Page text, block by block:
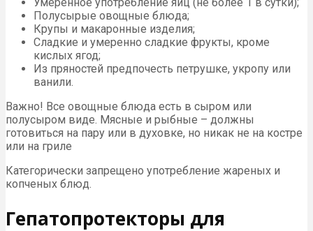
Полусырые овощные блюда;
Крупы и макаронные изделия;
Сладкие и умеренно сладкие фрукты, кроме
кислых ягод;
Из пряностей предпочесть петрушке, укропу или
ванили.
Важно! Все овощные блюда есть в сыром или
полусыром виде. Мясные и рыбные – должны
готовиться на пару или в духовке, но никак не на костре
или на гриле
Категорически запрещено употребление жареных и
копченых блюд.
Гепатопротекторы для